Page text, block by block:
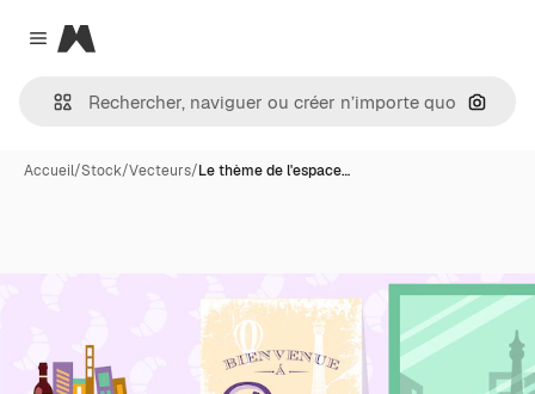
Close menu
Magnific
Accueil/Stock/Vecteurs/Le thème de l'espace…